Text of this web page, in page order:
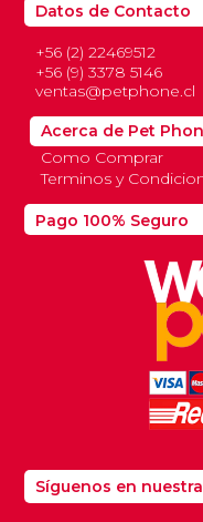
Pago 100% Seguro
Datos de Contacto
+56 (2) 22469512
+56 (9) 3378 5146
ventas@petphone.cl
Acerca de Pet
Como Comprar
Terminos y
Síguenos en